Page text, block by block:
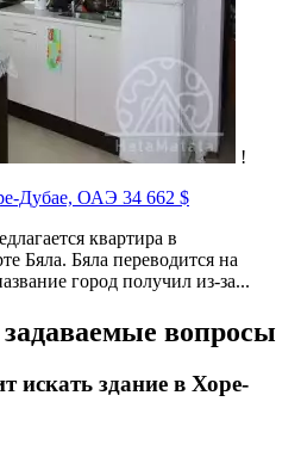
!
Дубае, ОАЭ 34 662 $
квартира в
Бяла. Бяла переводится на
город получил из-за...
вопросы
искать здание в Хоре-